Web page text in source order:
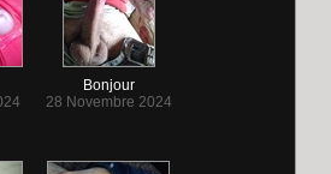
Bonjour
28 Novembre 2024